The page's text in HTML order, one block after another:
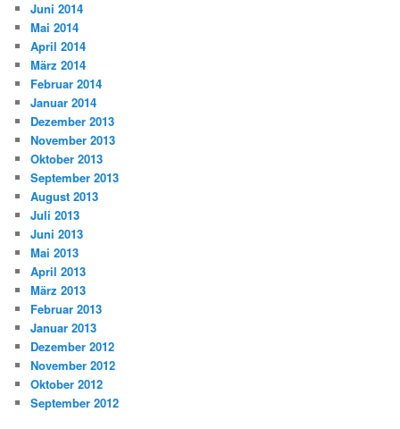
Juni 2014
Mai 2014
April 2014
März 2014
Februar 2014
Januar 2014
Dezember 2013
November 2013
Oktober 2013
September 2013
August 2013
Juli 2013
Juni 2013
Mai 2013
April 2013
März 2013
Februar 2013
Januar 2013
Dezember 2012
November 2012
Oktober 2012
September 2012